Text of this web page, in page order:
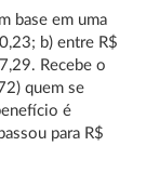
base em uma
b) entre R$
Recebe o
quem se
é
para R$